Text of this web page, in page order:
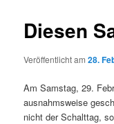
Diesen
Veröffentlicht am28.
Am Samstag, 29.
ausnahmsweise
nicht der Schalttag,